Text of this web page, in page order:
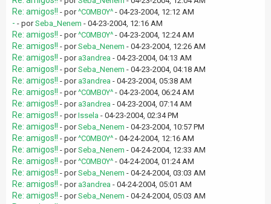
Re: amigos!! - por^C0MB0Y^ - 04-23-2004, 12:12 AM
- - porSeba_Nenem - 04-23-2004, 12:16 AM
Re: amigos!! - por^C0MB0Y^ - 04-23-2004, 12:24 AM
Re: amigos!! - porSeba_Nenem - 04-23-2004, 12:26 AM
Re: amigos!! - por a3andrea - 04-23-2004, 04:13 AM
Re: amigos!! - porSeba_Nenem - 04-23-2004, 04:18 AM
Re: amigos!! - por a3andrea - 04-23-2004, 05:38 AM
Re: amigos!! - por^C0MB0Y^ - 04-23-2004, 06:24 AM
Re: amigos!! - por a3andrea - 04-23-2004, 07:14 AM
Re: amigos!! - porIssela - 04-23-2004, 02:34 PM
Re: amigos!! - porSeba_Nenem - 04-23-2004, 10:57 PM
Re: amigos!! - por^C0MB0Y^ - 04-24-2004, 12:16 AM
Re: amigos!! - porSeba_Nenem - 04-24-2004, 12:33 AM
Re: amigos!! - por^C0MB0Y^ - 04-24-2004, 01:24 AM
Re: amigos!! - porSeba_Nenem - 04-24-2004, 03:03 AM
Re: amigos!! - por a3andrea - 04-24-2004, 05:01 AM
Re: amigos!! - porSeba_Nenem - 04-24-2004, 05:03 AM